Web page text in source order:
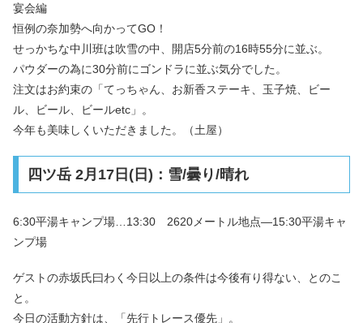
宴会編
恒例の奈加勢へ向かってGO！
せっかちな中川班は吹雪の中、開店5分前の16時55分に並ぶ。
パウダーの為に30分前にゴンドラに並ぶ気分でした。
注文はお約束の「てっちゃん、お新香ステーキ、玉子焼、ビー
ル、ビール、ビールetc」。
今年も美味しくいただきました。（土屋）
四ツ岳 2月17日(日)：雪/曇り/晴れ
6:30平湯キャンプ場…13:30 2620メートル地点―15:30平湯キャ
ンプ場
ゲストの赤坂氏曰わく今日以上の条件は今後有り得ない、とのこ
と。
今日の活動方針は、「先行トレース優先」。